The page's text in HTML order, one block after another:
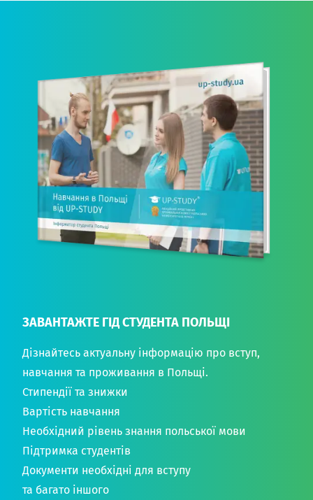
ЗАВАНТАЖТЕ ГІД СТУДЕНТА ПОЛЬЩІ
Дізнайтесь актуальну інформацію про вступ,
навчання та проживання в Польщі.
Стипендії та знижки
Вартість навчання
Необхідний рівень знання польської мови
Підтримка студентів
Документи необхідні для вступу
та багато іншого